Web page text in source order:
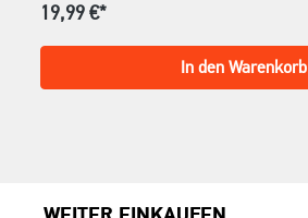
19,99 €*
In den Warenkorb